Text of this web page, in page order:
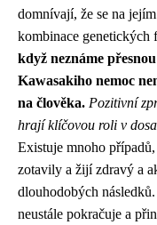
domnívají, že se na
kombinace
když neznáme
Kawasakiho nemoc
na člověka. Pozitivní
hrají klíčovou roli v
Existuje mnoho
zotavily a žijí zdravý a
dlouhodobých
neustále pokračuje a